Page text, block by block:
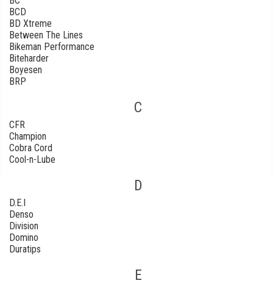
BCD
BD Xtreme
Between The Lines
Bikeman Performance
Biteharder
Boyesen
BRP
C
CFR
Champion
Cobra Cord
Cool-n-Lube
D
D.E.I
Denso
Division
Domino
Duratips
E